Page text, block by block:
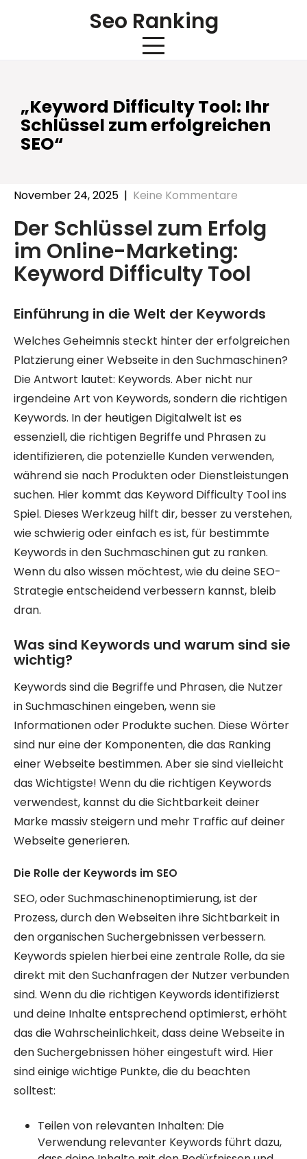
Seo Ranking
„Keyword Difficulty Tool: Ihr
Schlüssel zum erfolgreichen
SEO“
November 24, 2025 | Keine Kommentare
Der Schlüssel zum Erfolg
im Online-Marketing:
Keyword Difficulty Tool
Einführung in die Welt der Keywords
Welches Geheimnis steckt hinter der erfolgreichen
Platzierung einer Webseite in den Suchmaschinen?
Die Antwort lautet: Keywords. Aber nicht nur
irgendeine Art von Keywords, sondern die richtigen
Keywords. In der heutigen Digitalwelt ist es
essenziell, die richtigen Begriffe und Phrasen zu
identifizieren, die potenzielle Kunden verwenden,
während sie nach Produkten oder Dienstleistungen
suchen. Hier kommt das Keyword Difficulty Tool ins
Spiel. Dieses Werkzeug hilft dir, besser zu verstehen,
wie schwierig oder einfach es ist, für bestimmte
Keywords in den Suchmaschinen gut zu ranken.
Wenn du also wissen möchtest, wie du deine SEO-
Strategie entscheidend verbessern kannst, bleib
dran.
Was sind Keywords und warum sind sie
wichtig?
Keywords sind die Begriffe und Phrasen, die Nutzer
in Suchmaschinen eingeben, wenn sie
Informationen oder Produkte suchen. Diese Wörter
sind nur eine der Komponenten, die das Ranking
einer Webseite bestimmen. Aber sie sind vielleicht
das Wichtigste! Wenn du die richtigen Keywords
verwendest, kannst du die Sichtbarkeit deiner
Marke massiv steigern und mehr Traffic auf deiner
Webseite generieren.
Die Rolle der Keywords im SEO
SEO, oder Suchmaschinenoptimierung, ist der
Prozess, durch den Webseiten ihre Sichtbarkeit in
den organischen Suchergebnissen verbessern.
Keywords spielen hierbei eine zentrale Rolle, da sie
direkt mit den Suchanfragen der Nutzer verbunden
sind. Wenn du die richtigen Keywords identifizierst
und deine Inhalte entsprechend optimierst, erhöht
das die Wahrscheinlichkeit, dass deine Webseite in
den Suchergebnissen höher eingestuft wird. Hier
sind einige wichtige Punkte, die du beachten
solltest:
Teilen von relevanten Inhalten: Die
Verwendung relevanter Keywords führt dazu,